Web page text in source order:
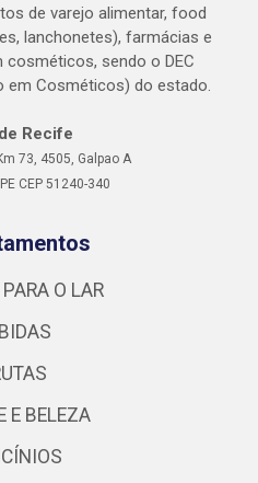
de varejo alimentar, food
lanchonetes), farmácias e
sendo o DEC
em Cosméticos) do estado.
Recife
73, 4505, Galpao A
CEP 51240-340
O LAR
E BELEZA